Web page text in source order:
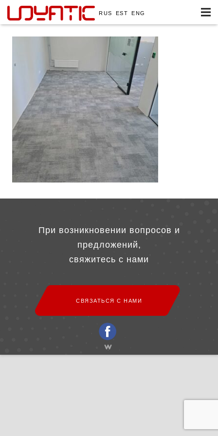
RUS EST ENG
При возникновении вопросов и
предложений,
свяжитесь с нами
СВЯЗАТЬСЯ С НАМИ